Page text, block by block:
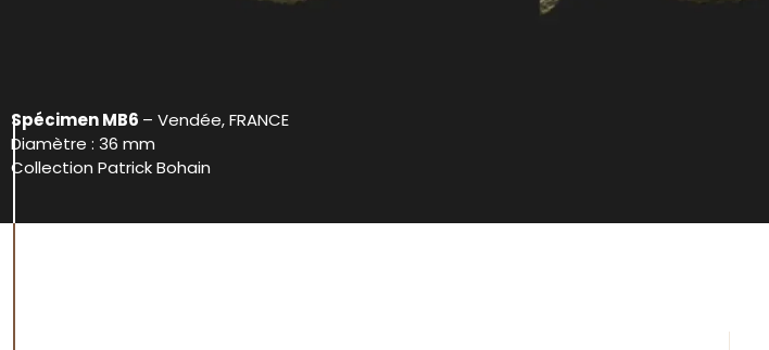
Spécimen MB6 – Vendée, FRANCE
Diamètre : 36 mm
Collection Patrick Bohain